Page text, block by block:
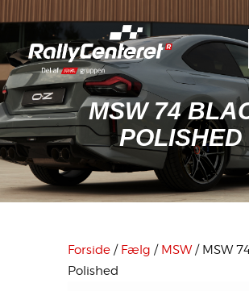
MSW 74
POLISHED
Forside
Shop
Information & Service
Forside / Fælg / MSW/ MSW
Polished